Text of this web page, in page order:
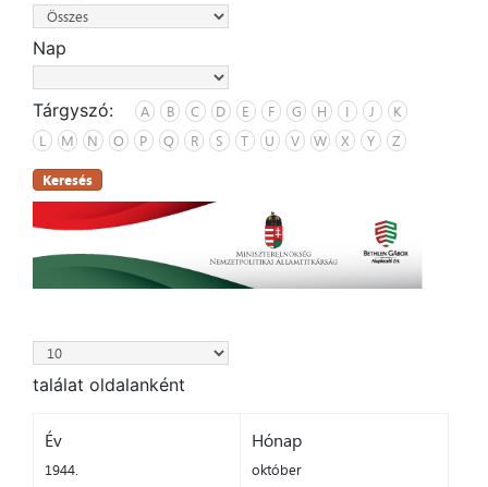
Nap
Tárgyszó: A B C D E F G H I J
K
L
M N O P Q R S T U V W X Y Z
Keresés
találat oldalanként
Év
1944.
Hónap
október